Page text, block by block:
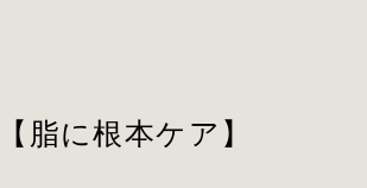
脂に根本ケア】